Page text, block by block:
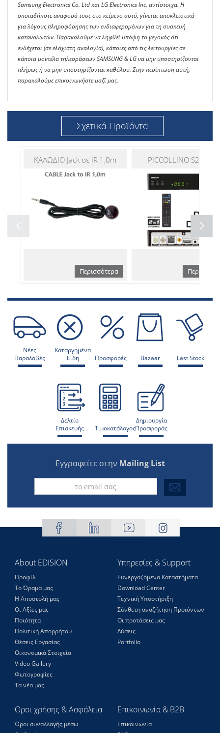
Samsung Electronics Co. Ltd και LG Electronics Inc. αντίστοιχα. Η
οποιαδήποτε αναφορά τους στο κείμενο αυτό, γίνεται αποκλειστικά
για λόγους πληροφόρησης των ενδιαφερομένων για τη συσκευή
καταναλωτών. Παρακαλούμε να ληφθεί υπόψη το γεγονός ότι
ενδέχεται (σε ελάχιστη αναλογία), κάποιες από τις λειτουργίες σε
κάποια μοντέλα τηλεοράσεων SAMSUNG & LG να μην υποστηρίζονται
πλήρως ή να μην υποστηρίζονται καθόλου. Στην περίπτωση αυτή,
παρακαλούμε επικοινωνήστε μαζί μας.
Σχετικά Προϊόντα
ΚΑΛΩΔΙΟ Jack σε IR 1,0m
Περισσότερα
PICCOLLINO S2+T2/C
Νέες
Παραλαβές
Καταργημένα
Είδη
Προσφορές Bazaar Last Stock
Δελτίο
Επισκευής
Τιμοκατάλογος
Δημιουργία
Προσφοράς
Εγγραφείτε στην Mailing List
About EDISION
Προφίλ
Το Όραμα μας
Η Αποστολή μας
Οι Αξίες μας
Ποιότητα
Πολιτική Απορρήτου
Θέσεις Eργασίας
Οικονομικά Στοιχεία
Video Gallery
Φωτογραφίες
Τα νέα μας
Υπηρεσίες & Support
Συνεργαζόμενα Καταστήματα
Download Center
Τεχνική Υποστήριξη
Σύνθετη αναζήτηση Προϊόντων
Οι προτάσεις μας
Λύσεις
Portfolio
Οροι χρήσης & Ασφάλεια
Όροι συναλλαγής μέσω
Επικοινωνία & B2B
Επικοινωνία